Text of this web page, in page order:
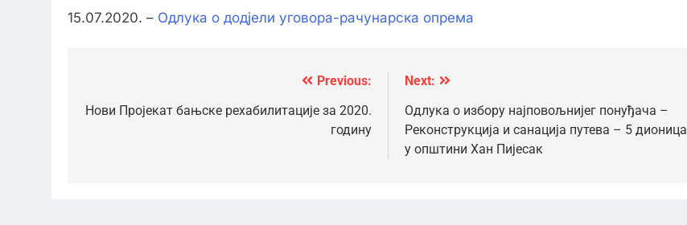
15.07.2020. – Одлука о додјели уговора-рачунарска опрема
чланка
Previous:
Нови Пројекат бањске рехабилитације за 2020.
годину
Next:
Одлука о избору најповољнијег понуђача –
Реконструкција и санација путева – 5 дионица
у општини Хан Пијесак